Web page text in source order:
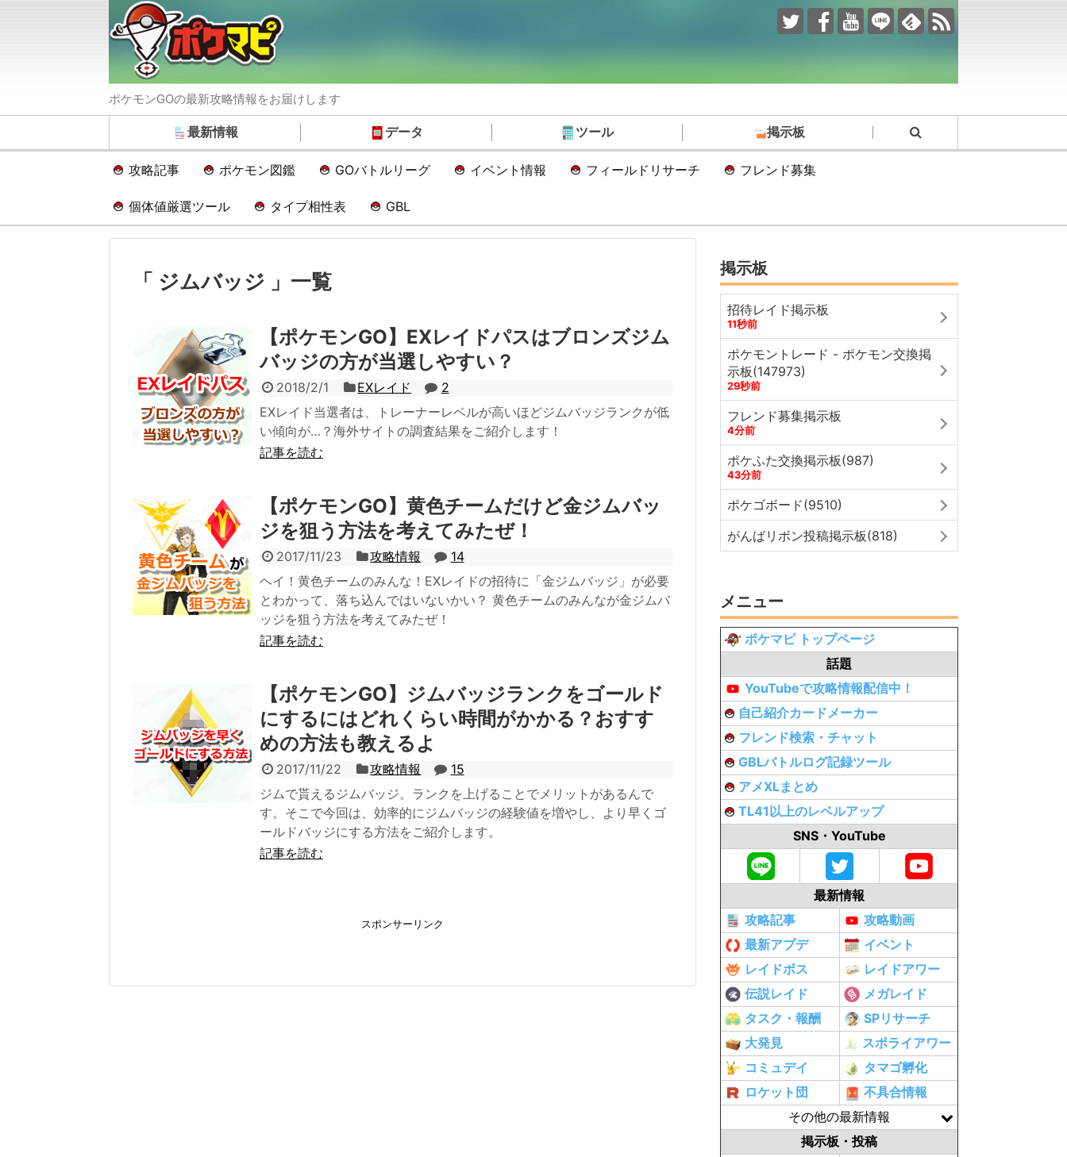
ポケモンGOの最新攻略情報をお届けします
最新情報 データ ツール 掲示板
攻略記事 ポケモン図鑑 GOバトルリーグ イベント情報 フィールドリサーチ フレンド募集
個体値厳選ツール タイプ相性表 GBL
「 ジムバッジ 」一覧
【ポケモンGO】EXレイドパスはブロンズジム
バッジの方が当選しやすい？
2018/2/1 EXレイド
2
EXレイド当選者は、トレーナーレベルが高いほどジムバッジランクが低
い傾向が…？海外サイトの調査結果をご紹介します！
記事を読む
【ポケモンGO】黄色チームだけど金ジムバッ
ジを狙う方法を考えてみたぜ！
2017/11/23 攻略情報
14
ヘイ！黄色チームのみんな！EXレイドの招待に「金ジムバッジ」が必要
とわかって、落ち込んではいないかい？ 黄色チームのみんなが金ジムバ
ッジを狙う方法を考えてみたぜ！
記事を読む
【ポケモンGO】ジムバッジランクをゴールド
にするにはどれくらい時間がかかる？おすす
めの方法も教えるよ
2017/11/22 攻略情報
15
ジムで貰えるジムバッジ。ランクを上げることでメリットがあるんで
す。そこで今回は、効率的にジムバッジの経験値を増やし、より早くゴ
ールドバッジにする方法をご紹介します。
記事を読む
スポンサーリンク
掲示板
招待レイド掲示板
11秒前
ポケモントレード - ポケモン交換掲
示板(147973)
29秒前
フレンド募集掲示板
4分前
ポケふた交換掲示板(987)
43分前
ポケゴボード(9510)
がんばリボン投稿掲示板(818)
メニュー
ポケマピ トップページ
話題
YouTubeで攻略情報配信中！
自己紹介カードメーカー
フレンド検索・チャット
GBLバトルログ記録ツール
アメXLまとめ
TL41以上のレベルアップ
SNS・YouTube
最新情報
攻略記事
攻略動画
最新アプデ
イベント
レイドボス
レイドアワー
伝説レイド
メガレイド
タスク・報酬
SPリサーチ
大発見
スポライアワー
コミュデイ
タマゴ孵化
ロケット団
不具合情報
その他の最新情報
掲示板・投稿